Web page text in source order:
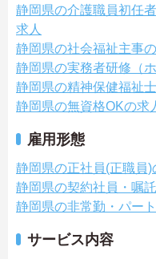
静岡県の介護職員初任
求人
静岡県の社会福祉主事
静岡県の実務者研修（
静岡県の精神保健福祉
静岡県の無資格OKの求
雇用形態
静岡県の正社員(正職員)
静岡県の契約社員・嘱
静岡県の非常勤・パー
サービス内容